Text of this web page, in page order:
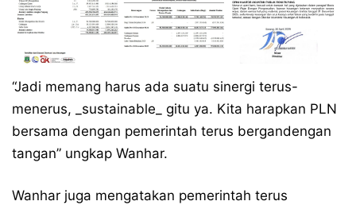
“Jadi memang harus ada suatu sinergi terus-
menerus, _sustainable_ gitu ya. Kita harapkan PLN
bersama dengan pemerintah terus bergandengan
tangan” ungkap Wanhar.
Wanhar juga mengatakan pemerintah terus